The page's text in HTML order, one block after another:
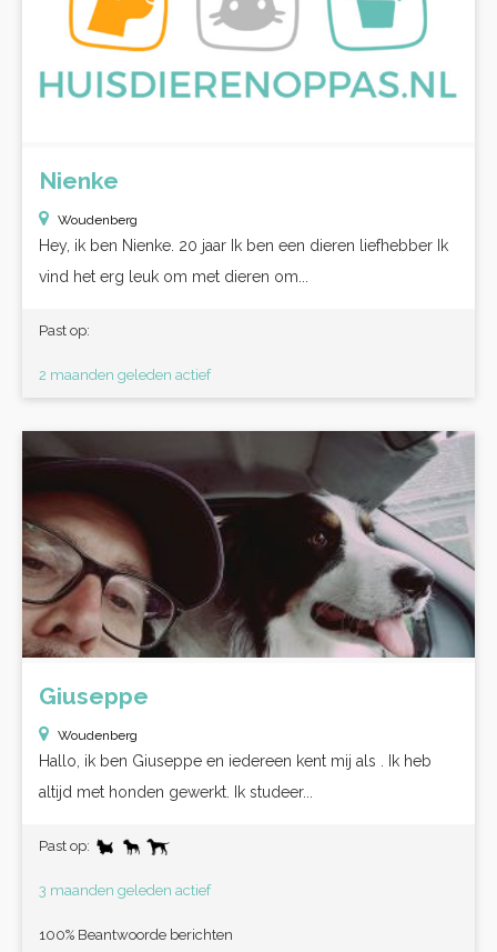
Nienke
Woudenberg
Hey, ik ben Nienke. 20 jaar Ik ben een dieren liefhebber Ik
vind het erg leuk om met dieren om...
Past op:
2 maanden geleden actief
Giuseppe
Woudenberg
Hallo, ik ben Giuseppe en iedereen kent mij als . Ik heb
altijd met honden gewerkt. Ik studeer...
Past op:
3 maanden geleden actief
100% Beantwoorde berichten